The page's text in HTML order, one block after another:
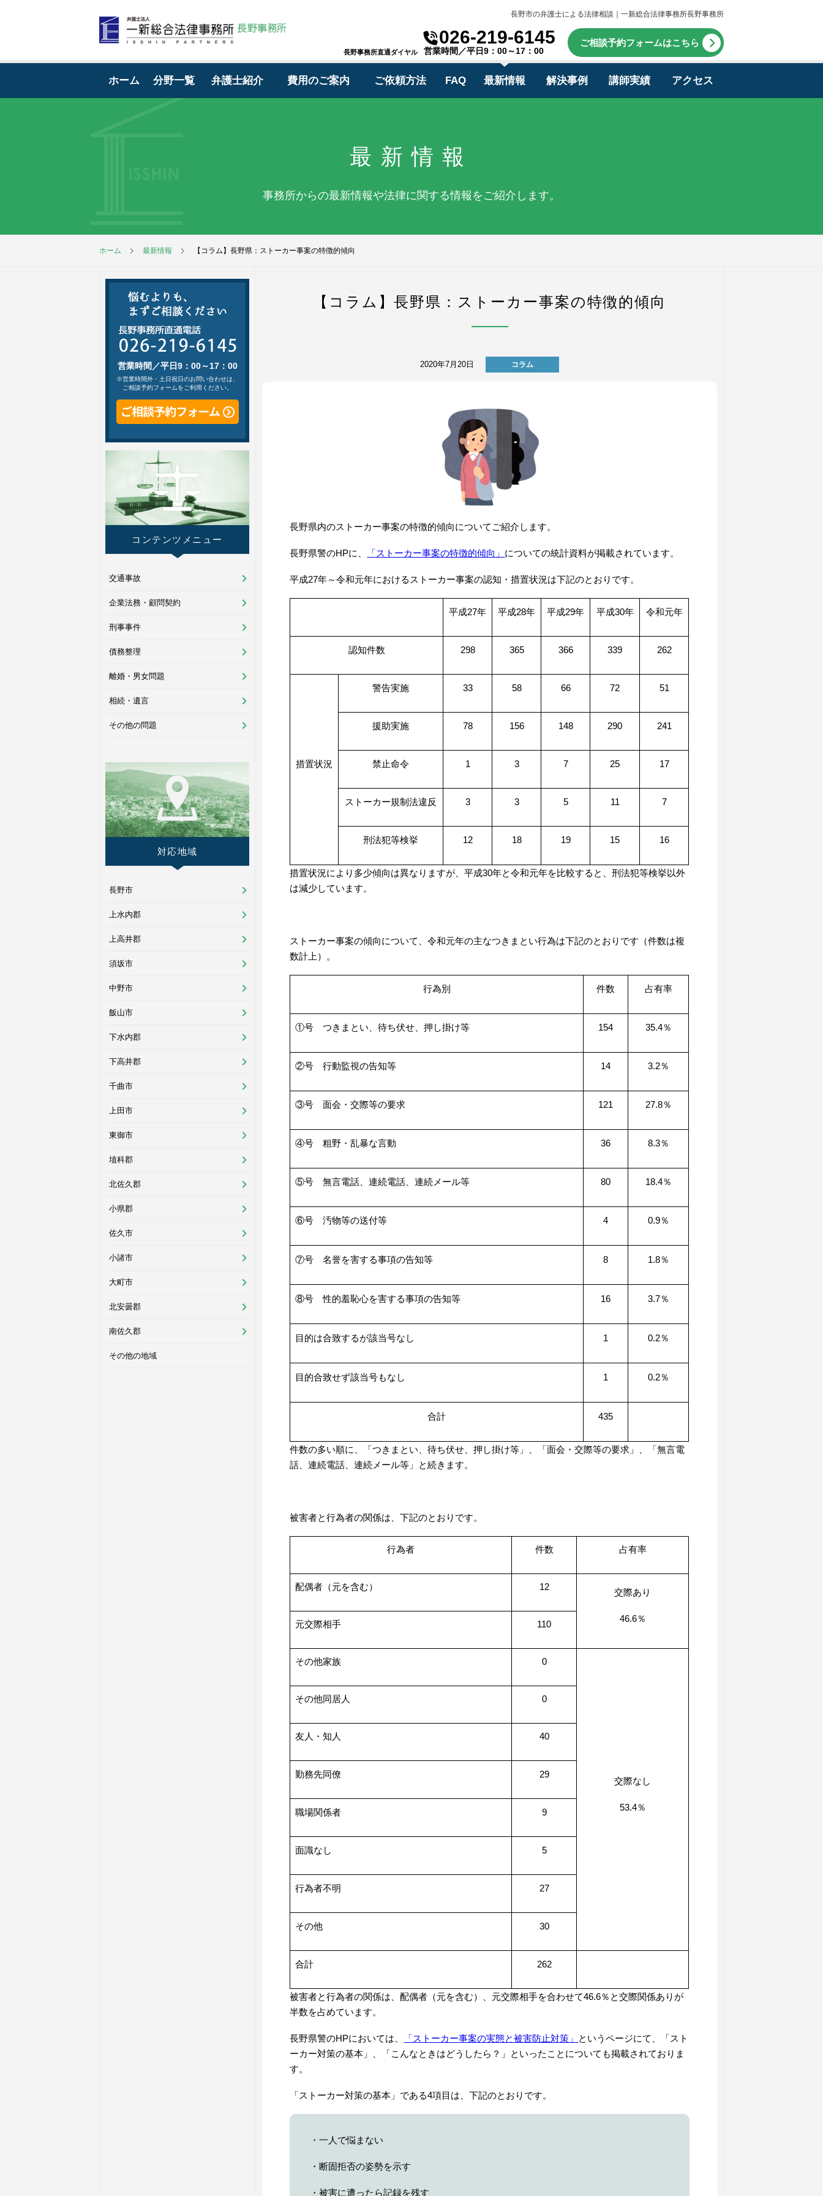
長野市の弁護士による法律相談｜一新総合法律事務所長野事務所
長野事務所直通ダイヤル
026-219-6145
営業時間／平日9：00～17：00
ご相談予約フォームはこちら
ホーム 分野一覧 弁護士紹介 費用のご案内 ご依頼方法 FAQ 最新情報 解決事例 講師実績 アクセス
最新情報
事務所からの最新情報や法律に関する情報をご紹介します。
ホーム 最新情報 【コラム】長野県：ストーカー事案の特徴的傾向
【コラム】長野県：ストーカー事案の特徴的傾向
2020年7月20日 コラム
長野県内のストーカー事案の特徴的傾向についてご紹介します。
長野県警のHPに、 「ストーカー事案の特徴的傾向」 についての統計資料が掲載されています。
平成27年～令和元年におけるストーカー事案の認知・措置状況は下記のとおりです。
平成27年 平成28年 平成29年 平成30年 令和元年
認知件数 298 365 366 339 262
措置状況
警告実施 33 58 66 72 51
援助実施 78 156 148 290 241
禁止命令 1 3 7 25 17
ストーカー規制法違反 3 3 5 11 7
刑法犯等検挙 12 18 19 15 16
措置状況により多少傾向は異なりますが、平成30年と令和元年を比較すると、刑法犯等検挙以外
は減少しています。
ストーカー事案の傾向について、令和元年の主なつきまとい行為は下記のとおりです（件数は複
数計上）。
行為別 件数 占有率
①号 つきまとい、待ち伏せ、押し掛け等 154 35.4％
②号 行動監視の告知等 14 3.2％
③号 面会・交際等の要求 121 27.8％
④号 粗野・乱暴な言動 36 8.3％
⑤号 無言電話、連続電話、連続メール等 80 18.4％
⑥号 汚物等の送付等 4 0.9％
⑦号 名誉を害する事項の告知等 8 1.8％
⑧号 性的羞恥心を害する事項の告知等 16 3.7％
目的は合致するが該当号なし 1 0.2％
目的合致せず該当号もなし 1 0.2％
合計 435
件数の多い順に、「つきまとい、待ち伏せ、押し掛け等」、「面会・交際等の要求」、「無言電
話、連続電話、連続メール等」と続きます。
被害者と行為者の関係は、下記のとおりです。
行為者 件数 占有率
配偶者（元を含む） 12
交際あり
46.6％
元交際相手 110
その他家族 0
交際なし
53.4％
その他同居人 0
友人・知人 40
勤務先同僚 29
職場関係者 9
面識なし 5
行為者不明 27
その他 30
合計 262
被害者と行為者の関係は、配偶者（元を含む）、元交際相手を合わせて46.6％と交際関係ありが
半数を占めています。
長野県警のHPにおいては、 「ストーカー事案の実態と被害防止対策」 というページにて、「スト
ーカー対策の基本」、「こんなときはどうしたら？」といったことについても掲載されておりま
す。
「ストーカー対策の基本」である4項目は、下記のとおりです。
・一人で悩まない
・断固拒否の姿勢を示す
・被害に遭ったら記録を残す
営業時間／平日9：00～17：00
※営業時間外・土日祝日のお問い合わせは、
ご相談予約フォームをご利用ください。
コンテンツメニュー
交通事故
企業法務・顧問契約
刑事事件
債務整理
離婚・男女問題
相続・遺言
その他の問題
対応地域
長野市
上水内郡
上高井郡
須坂市
中野市
飯山市
下水内郡
下高井郡
千曲市
上田市
東御市
埴科郡
北佐久郡
小県郡
佐久市
小諸市
大町市
北安曇郡
南佐久郡
その他の地域